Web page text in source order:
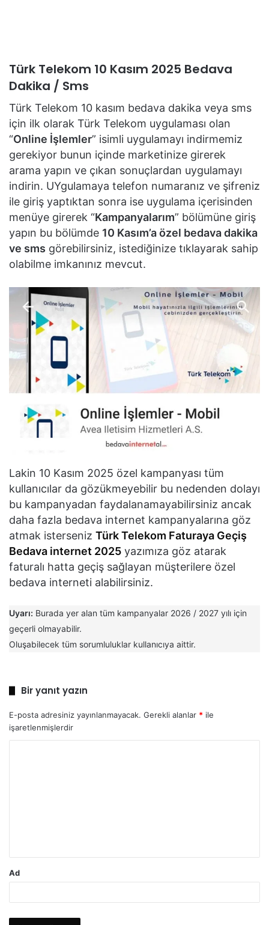
Türk Telekom 10 Kasım 2025 Bedava
Dakika / Sms
Türk Telekom 10 kasım bedava dakika veya sms
için ilk olarak Türk Telekom uygulaması olan
“Online İşlemler” isimli uygulamayı indirmemiz
gerekiyor bunun içinde marketinize girerek
arama yapın ve çıkan sonuçlardan uygulamayı
indirin. UYgulamaya telefon numaranız ve şifreniz
ile giriş yaptıktan sonra ise uygulama içerisinden
menüye girerek “Kampanyalarım” bölümüne giriş
yapın bu bölümde 10 Kasım’a özel bedava dakika
ve sms görebilirsiniz, istediğinize tıklayarak sahip
olabilme imkanınız mevcut.
Lakin 10 Kasım 2025 özel kampanyası tüm
kullanıcılar da gözükmeyebilir bu nedenden dolayı
bu kampanyadan faydalanamayabilirsiniz ancak
daha fazla bedava internet kampanyalarına göz
atmak isterseniz Türk Telekom Faturaya Geçiş
Bedava internet 2025 yazımıza göz atarak
faturalı hatta geçiş sağlayan müşterilere özel
bedava interneti alabilirsiniz.
Uyarı: Burada yer alan tüm kampanyalar 2026 / 2027 yılı için
geçerli olmayabilir.
Oluşabilecek tüm sorumluluklar kullanıcıya aittir.
Bir yanıt yazın
E-posta adresiniz yayınlanmayacak. Gerekli alanlar * ile
işaretlenmişlerdir
Ad